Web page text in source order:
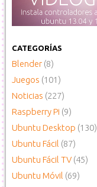
CATEGORÍAS
Blender (8)
Juegos (101)
Noticias (227)
Raspberry Pi (9)
Ubuntu Desktop (130)
Ubuntu Fácil (87)
Ubuntu Fácil TV (45)
Ubuntu Móvil (69)